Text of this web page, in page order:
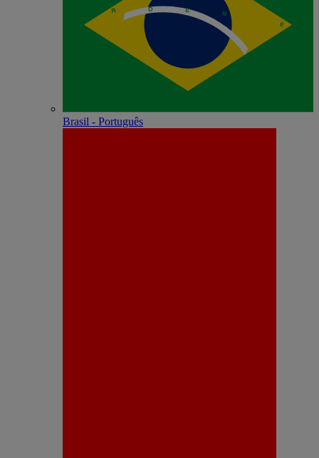
Brasil - Português